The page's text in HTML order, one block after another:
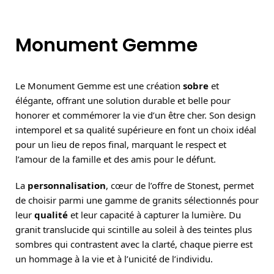
Monument Gemme
Le Monument Gemme est une création sobre et
élégante, offrant une solution durable et belle pour
honorer et commémorer la vie d’un être cher. Son design
intemporel et sa qualité supérieure en font un choix idéal
pour un lieu de repos final, marquant le respect et
l’amour de la famille et des amis pour le défunt.
La personnalisation, cœur de l’offre de Stonest, permet
de choisir parmi une gamme de granits sélectionnés pour
leur qualité et leur capacité à capturer la lumière. Du
granit translucide qui scintille au soleil à des teintes plus
sombres qui contrastent avec la clarté, chaque pierre est
un hommage à la vie et à l’unicité de l’individu.